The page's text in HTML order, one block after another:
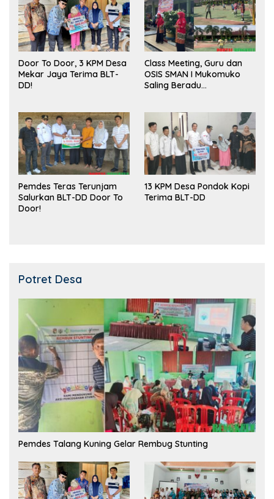
Door To Door, 3 KPM Desa
Mekar Jaya Terima BLT-
DD!
Class Meeting, Guru dan
OSIS SMAN I Mukomuko
Saling Beradu
Pemdes Teras Terunjam
Salurkan BLT-DD Door To
Door!
13 KPM Desa Pondok Kopi
Terima BLT-DD
Potret Desa
Pemdes Talang Kuning Gelar Rembug Stunting